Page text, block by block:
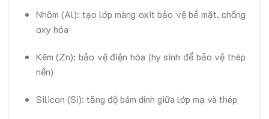
Nhôm (Al): tạo lớp màng oxit bảo vệ bề mặt, chống
oxy hóa
Kẽm (Zn): bảo vệ điện hóa (hy sinh để bảo vệ thép
nền)
Silicon (Si): tăng độ bám dính giữa lớp mạ và thép